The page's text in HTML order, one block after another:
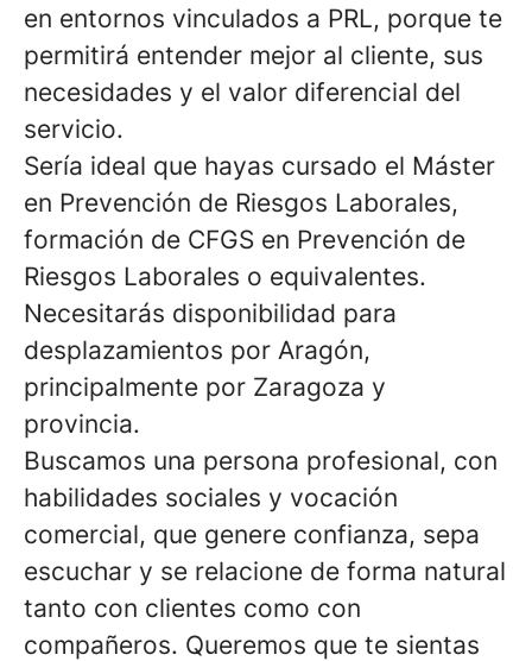
en entornos vinculados a PRL, porque te
permitirá entender mejor al cliente, sus
necesidades y el valor diferencial del
servicio.
Sería ideal que hayas cursado el Máster
en Prevención de Riesgos Laborales,
formación de CFGS en Prevención de
Riesgos Laborales o equivalentes.
Necesitarás disponibilidad para
desplazamientos por Aragón,
principalmente por Zaragoza y
provincia.
Buscamos una persona profesional, con
habilidades sociales y vocación
comercial, que genere confianza, sepa
escuchar y se relacione de forma natural
tanto con clientes como con
compañeros. Queremos que te sientas